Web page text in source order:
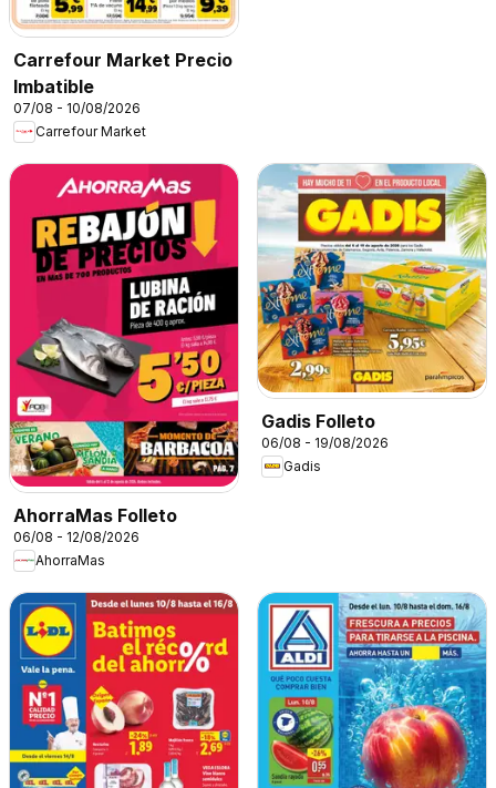
Carrefour Market Precio
Imbatible
07/08 - 10/08/2026
Carrefour Market
AhorraMas Folleto
06/08 - 12/08/2026
AhorraMas
Gadis Folleto
06/08 - 19/08/2026
Gadis